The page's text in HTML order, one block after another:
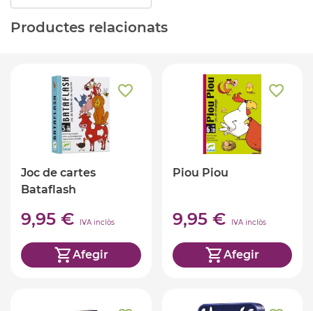
Productes relacionats
Joc de cartes
Bataflash
9,95 € IVA inclòs
Afegir
Piou Piou
9,95 € IVA inclòs
Afegir